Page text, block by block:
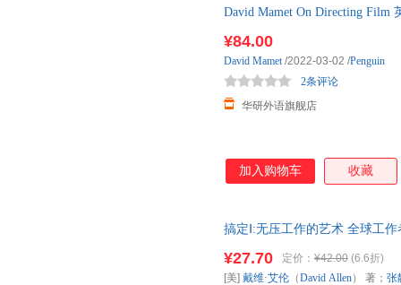
David Mamet On Directing Film
¥84.00
华研外语旗舰店
2条评论
David Mamet/2022-03-02 /Penguin
加入购物车 收藏
搞定Ⅰ:无压工作的艺术 全球工
优秀工具 风靡全球十余年，久
¥27.70 定价： ¥42.00 (6.6折)
[美] 戴维·艾伦 （David Allen） 著； 张